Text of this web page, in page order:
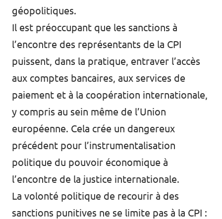
géopolitiques.
Il est préoccupant que les sanctions à
l’encontre des représentants de la CPI
puissent, dans la pratique, entraver l’accès
aux comptes bancaires, aux services de
paiement et à la coopération internationale,
y compris au sein même de l’Union
européenne. Cela crée un dangereux
précédent pour l’instrumentalisation
politique du pouvoir économique à
l’encontre de la justice internationale.
La volonté politique de recourir à des
sanctions punitives ne se limite pas à la CPI :